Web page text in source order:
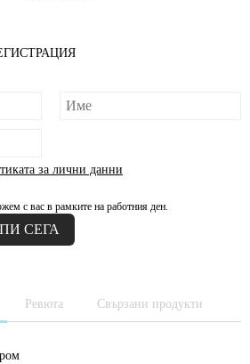
за лични данни
с вас в рамките на работния ден.
Ревюта Свързани продукти